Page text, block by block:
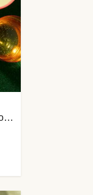
Hidde Brink's favo: Kabeljauw met pittige groene yoghurtsaus